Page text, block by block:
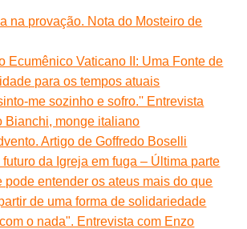
na provação. Nota do Mosteiro de
Ecumênico Vaticano II: Uma Fonte de
para os tempos atuais
me sozinho e sofro.'' Entrevista
Bianchi, monge italiano
Artigo de Goffredo Boselli
futuro da Igreja em fuga – Última parte
pode entender os ateus mais do que
de uma forma de solidariedade
o nada". Entrevista com Enzo